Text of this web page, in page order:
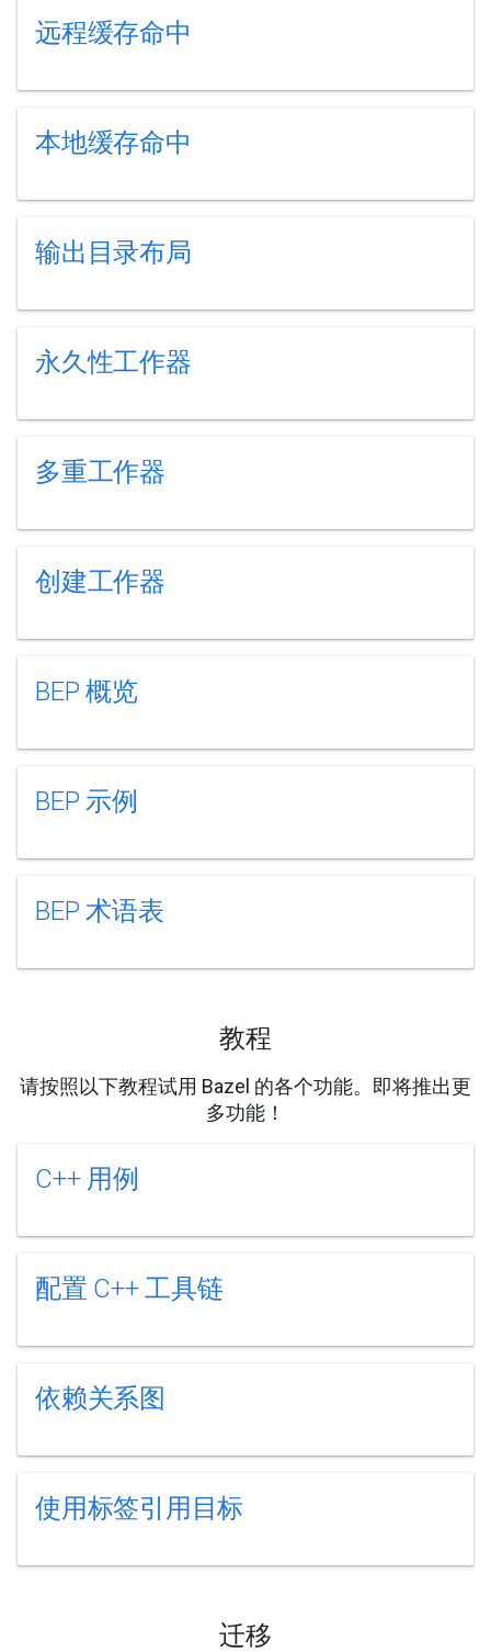
远程缓存命中
本地缓存命中
输出目录布局
永久性工作器
多重工作器
创建工作器
BEP 概览
BEP 示例
BEP 术语表
教程
请按照以下教程试用 Bazel 的各个功能。即将推出更
多功能！
C++ 用例
配置 C++ 工具链
依赖关系图
使用标签引用目标
迁移